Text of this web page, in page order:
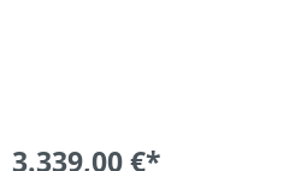
3.339,00 €*